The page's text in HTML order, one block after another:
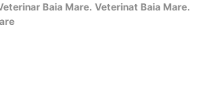
Baia Mare. Veterinat Baia Mare.